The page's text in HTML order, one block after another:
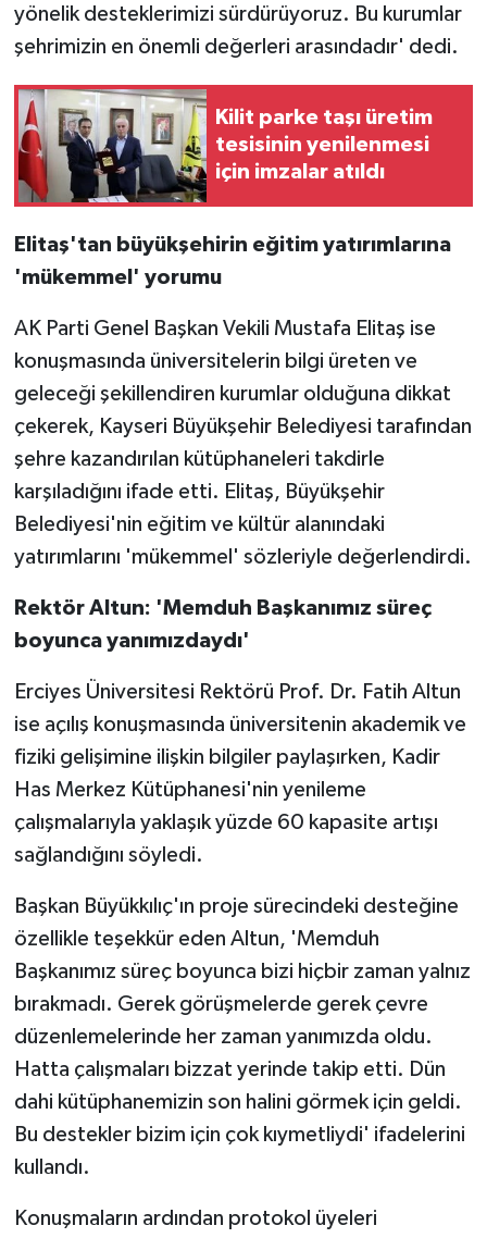
yönelik desteklerimizi sürdürüyoruz. Bu kurumlar
şehrimizin en önemli değerleri arasındadır' dedi.
Kilit parke taşı üretim
tesisinin yenilenmesi
için imzalar atıldı
Elitaş'tan büyükşehirin eğitim yatırımlarına
'mükemmel' yorumu
AK Parti Genel Başkan Vekili Mustafa Elitaş ise
konuşmasında üniversitelerin bilgi üreten ve
geleceği şekillendiren kurumlar olduğuna dikkat
çekerek, Kayseri Büyükşehir Belediyesi tarafından
şehre kazandırılan kütüphaneleri takdirle
karşıladığını ifade etti. Elitaş, Büyükşehir
Belediyesi'nin eğitim ve kültür alanındaki
yatırımlarını 'mükemmel' sözleriyle değerlendirdi.
Rektör Altun: 'Memduh Başkanımız süreç
boyunca yanımızdaydı'
Erciyes Üniversitesi Rektörü Prof. Dr. Fatih Altun
ise açılış konuşmasında üniversitenin akademik ve
fiziki gelişimine ilişkin bilgiler paylaşırken, Kadir
Has Merkez Kütüphanesi'nin yenileme
çalışmalarıyla yaklaşık yüzde 60 kapasite artışı
sağlandığını söyledi.
Başkan Büyükkılıç'ın proje sürecindeki desteğine
özellikle teşekkür eden Altun, 'Memduh
Başkanımız süreç boyunca bizi hiçbir zaman yalnız
bırakmadı. Gerek görüşmelerde gerek çevre
düzenlemelerinde her zaman yanımızda oldu.
Hatta çalışmaları bizzat yerinde takip etti. Dün
dahi kütüphanemizin son halini görmek için geldi.
Bu destekler bizim için çok kıymetliydi' ifadelerini
kullandı.
Konuşmaların ardından protokol üyeleri